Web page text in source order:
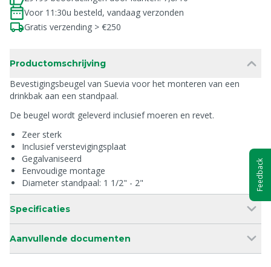
Voor 11:30u besteld, vandaag verzonden
Gratis verzending > €250
Productomschrijving
Bevestigingsbeugel van Suevia voor het monteren van een
drinkbak aan een standpaal.
De beugel wordt geleverd inclusief moeren en revet.
Zeer sterk
Inclusief verstevigingsplaat
Gegalvaniseerd
Eenvoudige montage
Diameter standpaal: 1 1/2" - 2"
Specificaties
Aanvullende documenten
Feedback